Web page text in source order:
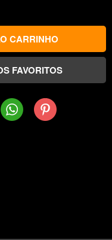
WhatsAppPinterest